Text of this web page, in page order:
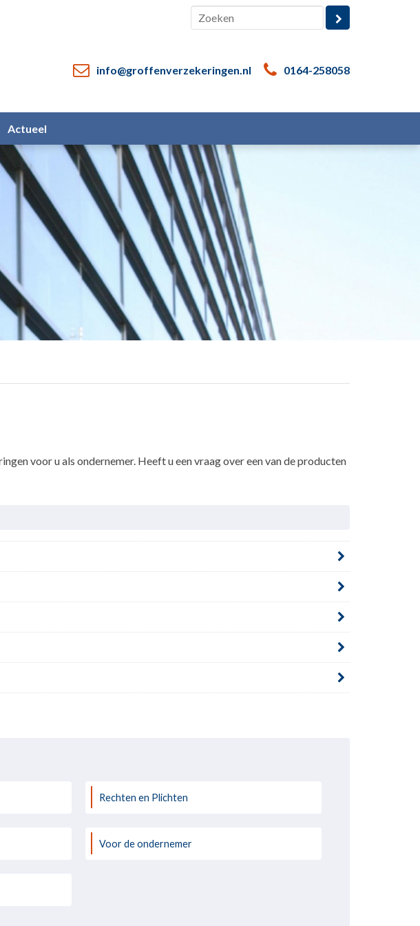
info@groffenverzekeringen.nl 0164-258058
Actueel
voor u als ondernemer. Heeft u een vraag over een van de producten
Rechten en Plichten
Voor de ondernemer